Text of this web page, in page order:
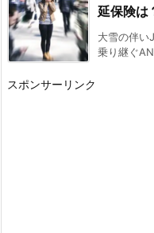
延保険は
大雪の伴い
乗り継ぐ
スポンサーリンク